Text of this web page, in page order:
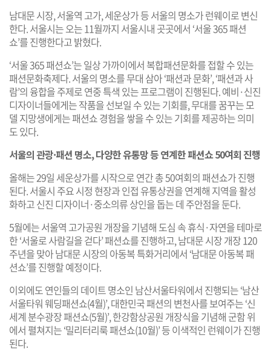
남대문 시장, 서울역 고가, 세운상가 등 서울의 명소가 런웨이로 변신
한다. 서울시는 오는 11월까지 서울시내 곳곳에서 ‘서울 365 패션
쇼’를 진행한다고 밝혔다.
‘서울 365 패션쇼’는 일상 가까이에서 복합패션문화를 접할 수 있는
패션문화축제다. 서울의 명소를 무대 삼아 ‘패션과 문화’, ‘패션과 사
람’의 융합을 주제로 연중 특색 있는 프로그램이 진행된다. 예비·신진
디자이너들에게는 작품을 선보일 수 있는 기회를, 무대를 꿈꾸는 모
델 지망생에게는 패션쇼 경험을 쌓을 수 있는 기회를 제공하는 의미
도 있다.
서울의 관광·패션 명소, 다양한 유통망 등 연계한 패션쇼 50여회 진행
올해는 29일 세운상가를 시작으로 연간 총 50여회의 패션쇼가 진행
된다. 서울시 주요 시정 현장과 인접 유통상권을 연계해 지역을 활성
화하고 신진 디자이너·중소의류 상인을 돕는 데 주안점을 둔다.
5월에는 서울역 고가공원 개장을 기념해 도심 속 휴식·자연을 테마로
한 ‘서울로 사람길을 걷다’ 패션쇼를 진행하고, 남대문 시장 개장 120
주년을 맞아 남대문 시장의 아동복 특화거리에서 ‘남대문 아동복 패
션쇼’를 진행할 예정이다.
이외에도 연인들의 데이트 명소인 남산서울타워에서 진행되는 ‘남산
서울타워 웨딩패션쇼(4월)’, 대한민국 패션의 변천사를 보여주는 ‘신
세계 분수광장 패션쇼(5월)’, 한강함상공원 개장식을 기념해 군함 위
에서 펼쳐지는 ‘밀리터리룩 패션쇼(10월)’ 등 이색적인 런웨이가 진행
된다.